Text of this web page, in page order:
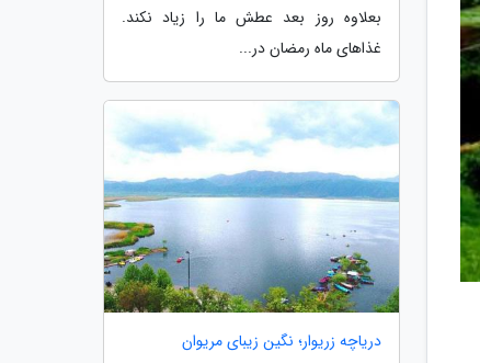
بعلاوه روز بعد عطش ما را زیاد نکند.
غذاهای ماه رمضان در...
دریاچه زریوار؛ نگین زیبای مریوان